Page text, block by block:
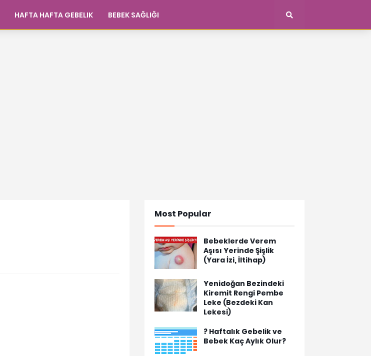
HAFTA HAFTA GEBELIK BEBEK SAĞLIĞI
Most Popular
Bebeklerde Verem
Aşısı Yerinde Şişlik
(Yara İzi, İltihap)
Yenidoğan Bezindeki
Kiremit Rengi Pembe
Leke (Bezdeki Kan
Lekesi)
? Haftalık Gebelik ve
Bebek Kaç Aylık Olur?